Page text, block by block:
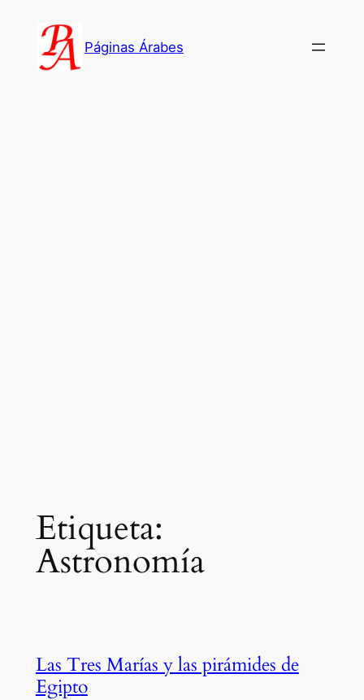
contenido
Páginas Árabes
Etiqueta:
Astronomía
Las Tres Marías y las pirámides de
Egipto